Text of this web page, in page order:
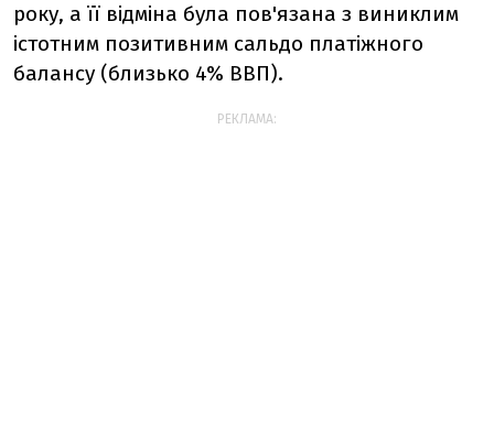
року, а її відміна була пов'язана з виниклим
істотним позитивним сальдо платіжного
балансу (близько 4% ВВП).
РЕКЛАМА: